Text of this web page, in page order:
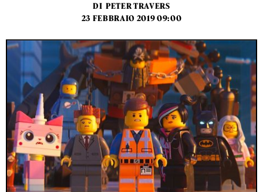
DI PETER TRAVERS
23 FEBBRAIO 2019 09:00